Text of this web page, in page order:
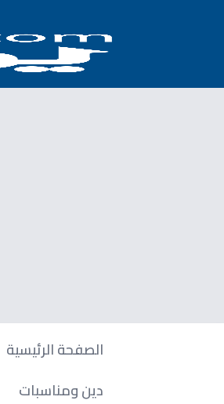
الصفحة الرئيسية
دين ومناسبات